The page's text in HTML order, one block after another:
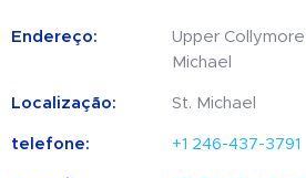
Endereço:
Upper
Michael
Localização: St. Michael
telefone: +1 246-437-3791